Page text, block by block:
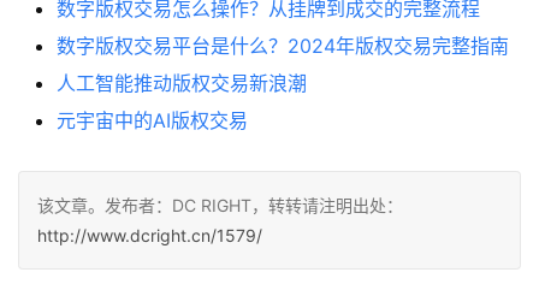
数字版权交易怎么操作？从挂牌到成交的完整流程
数字版权交易平台是什么？2024年版权交易完整指南
人工智能推动版权交易新浪潮
元宇宙中的AI版权交易
该文章。发布者：DC RIGHT，转转请注明出处：
http://www.dcright.cn/1579/